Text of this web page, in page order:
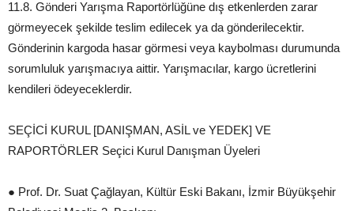
11.8. Gönderi Yarışma Raportörlüğüne dış etkenlerden zarar
görmeyecek şekilde teslim edilecek ya da gönderilecektir.
Gönderinin kargoda hasar görmesi veya kaybolması durumunda
sorumluluk yarışmacıya aittir. Yarışmacılar, kargo ücretlerini
kendileri ödeyeceklerdir.
SEÇİCİ KURUL [DANIŞMAN, ASİL ve YEDEK] VE
RAPORTÖRLER Seçici Kurul Danışman Üyeleri
● Prof. Dr. Suat Çağlayan, Kültür Eski Bakanı, İzmir Büyükşehir